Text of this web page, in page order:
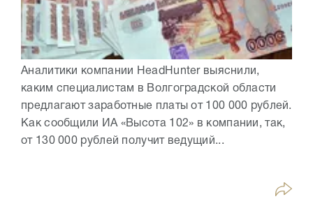
Аналитики компании HeadHunter выяснили,
каким специалистам в Волгоградской области
предлагают заработные платы от 100 000 рублей.
Как сообщили ИА «Высота 102» в компании, так,
от 130 000 рублей получит ведущий...